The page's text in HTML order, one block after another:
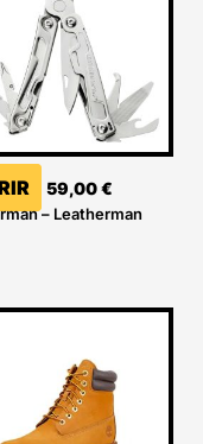
59,00€
– Leatherman